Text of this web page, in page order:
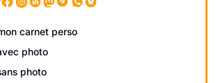
carnet perso
photo
photo